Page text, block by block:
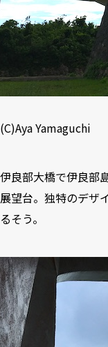
(C)Aya Yamaguchi
伊良部大橋で伊良部
展望台。独特のデザ
るそう。